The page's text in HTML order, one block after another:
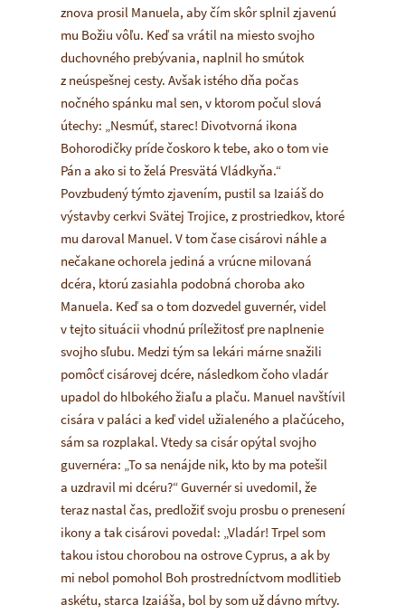
znova prosil Manuela, aby čím skôr splnil zjavenú
mu Božiu vôľu. Keď sa vrátil na miesto svojho
duchovného prebývania, naplnil ho smútok
z neúspešnej cesty. Avšak istého dňa počas
nočného spánku mal sen, v ktorom počul slová
útechy: „Nesmúť, starec! Divotvorná ikona
Bohorodičky príde čoskoro k tebe, ako o tom vie
Pán a ako si to želá Presvätá Vládkyňa.“
Povzbudený týmto zjavením, pustil sa Izaiáš do
výstavby cerkvi Svätej Trojice, z prostriedkov, ktoré
mu daroval Manuel. V tom čase cisárovi náhle a
nečakane ochorela jediná a vrúcne milovaná
dcéra, ktorú zasiahla podobná choroba ako
Manuela. Keď sa o tom dozvedel guvernér, videl
v tejto situácii vhodnú príležitosť pre naplnenie
svojho sľubu. Medzi tým sa lekári márne snažili
pomôcť cisárovej dcére, následkom čoho vladár
upadol do hlbokého žiaľu a plaču. Manuel navštívil
cisára v paláci a keď videl užialeného a plačúceho,
sám sa rozplakal. Vtedy sa cisár opýtal svojho
guvernéra: „To sa nenájde nik, kto by ma potešil
a uzdravil mi dcéru?“ Guvernér si uvedomil, že
teraz nastal čas, predložiť svoju prosbu o prenesení
ikony a tak cisárovi povedal: „Vladár! Trpel som
takou istou chorobou na ostrove Cyprus, a ak by
mi nebol pomohol Boh prostredníctvom modlitieb
askétu, starca Izaiáša, bol by som už dávno mŕtvy.